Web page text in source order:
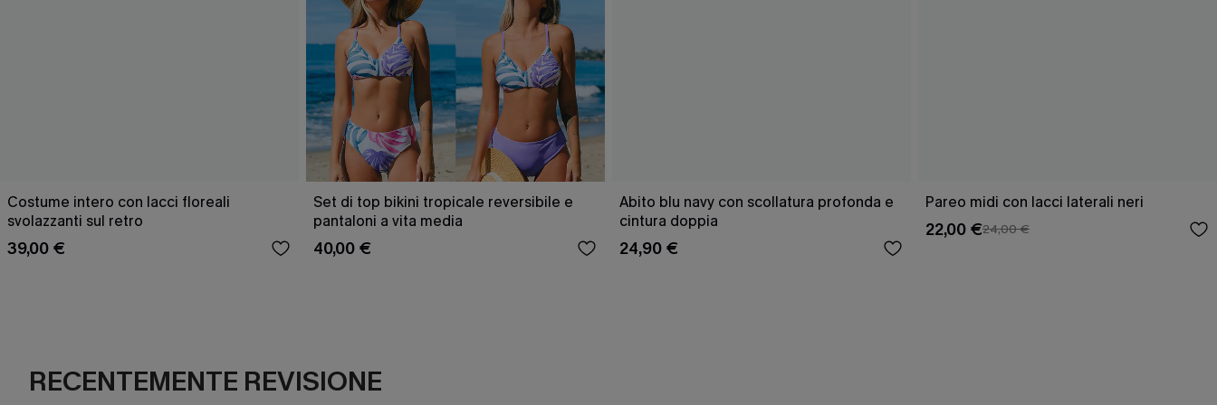
Costume intero con lacci floreali
svolazzanti sul retro
39,00 €
Set di top bikini tropicale reversibile e
pantaloni a vita media
40,00 €
Abito blu navy con scollatura profonda e
cintura doppia
24,90 €
Pareo midi con lacci laterali neri
22,00 €24,00 €
RECENTEMENTE REVISIONE